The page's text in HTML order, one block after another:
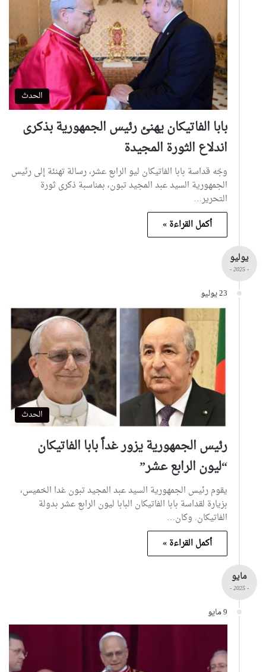
الحدث
بابا الفاتيكان يهنئ رئيس الجمهورية بذكرى
اندلاع الثورة المجيدة
وجّه قداسة بابا الفاتيكان ليو الرابع عشر، رسالة تهنئة إلى رئيس
الجمهورية السيد عبد المجيد تبون، بمناسبة ذكرى ثورة
التحرير…
أكمل القراءة »
يوليو
- 2025 -
23 يوليو
الحدث
رئيس الجمهورية يزور غداً بابا الفاتيكان
“ليون الرابع عشر”
يقوم رئيس الجمهورية السيد عبد المجيد تبون غدا الخميس،
بزيارة لقداسة بابا الفاتيكان البابا ليون الرابع عشر بدولة
الفاتيكان. وكان…
أكمل القراءة »
مايو
- 2025 -
9 مايو